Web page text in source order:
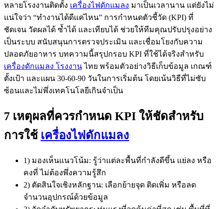
หลายโรงงานติดตั้ง เครื่องไฟดักแมลง มาเป็นเวลานาน แต่ยังไม่
แน่ใจว่า “ทำงานได้ดีแค่ไหน” การกำหนดตัวชี้วัด (KPI) ที่
ชัดเจน วัดผลได้ ซ้ำได้ และเทียบได้ ช่วยให้ทีมคุณปรับปรุงอย่าง
เป็นระบบ สนับสนุนการตรวจประเมิน และเชื่อมโยงกับความ
ปลอดภัยอาหาร บทความนี้สรุปกรอบ KPI ที่ใช้ได้จริงสำหรับ
เครื่องดักแมลง โรงงานไทย พร้อมตัวอย่างวิธีเก็บข้อมูล เกณฑ์
ตั้งเป้า และแผน 30-60-90 วันในการเริ่มต้น โดยเน้นวิธีที่ไม่ซับ
ซ้อนและไม่พึ่งเทคโนโลยีเกินจำเป็น
7 เหตุผลที่ควรกำหนด KPI ให้ชัดสำหรับ
การใช้ เครื่องไฟดักแมลง
1) มองเห็นแนวโน้ม: รู้ว่าแต่ละพื้นที่กำลังดีขึ้น แย่ลง หรือ
คงที่ ไม่ต้องพึ่งความรู้สึก
2) ตัดสินใจเชิงหลักฐาน: เลือกย้ายจุด ติดเพิ่ม หรือลด
จำนวนอุปกรณ์ด้วยข้อมูล